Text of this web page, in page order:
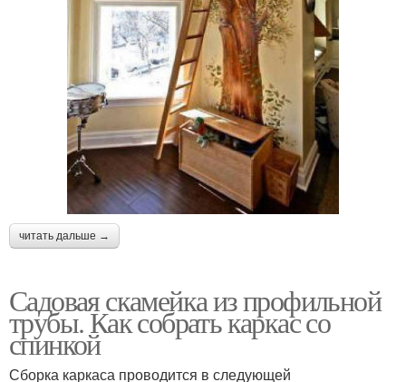
читать дальше →
Садовая скамейка из профильной
трубы. Как собрать каркас со
спинкой
Сборка каркаса проводится в следующей